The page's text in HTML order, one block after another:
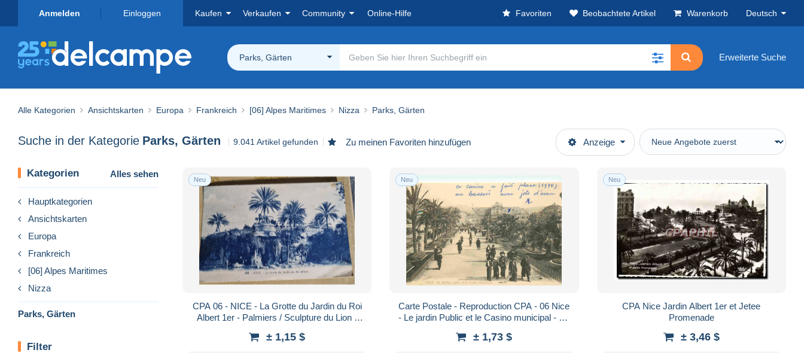
Anmelden Einloggen Kaufen Verkaufen Community Online-Hilfe Favoriten Beobachtete Artikel Warenkorb Deutsch
Parks, Gärten Erweiterte Suche
Alle Kategorien Ansichtskarten Europa Frankreich [06] Alpes Maritimes Nizza Parks, Gärten
Suche in der Kategorie Parks, Gärten 9.041 Artikel gefunden Zu meinen Favoriten hinzufügen Anzeige
Kategorien Alles sehen
Hauptkategorien
Ansichtskarten
Europa
Frankreich
[06] Alpes Maritimes
Nizza
Parks, Gärten
Filter
Neu
CPA 06 - NICE - La Grotte du Jardin du Roi
Albert 1er - Palmiers / Sculpture du Lion -
± 1,15 $
Neu
Carte Postale - Reproduction CPA - 06 Nice
- Le jardin Public et le Casino municipal - En
± 1,73 $
Neu
CPA Nice Jardin Albert 1er et Jetee
Promenade
± 3,46 $